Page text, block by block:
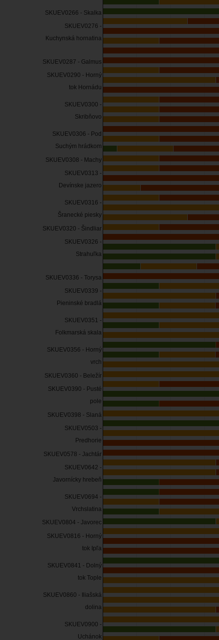
SKUEV0266 - Skalka
SKUEV0276 -
Kuchynská hornatina
SKUEV0287 - Galmus
SKUEV0290 - Horný
tok Hornádu
SKUEV0300 -
Skribňovo
SKUEV0306 - Pod
Suchým hrádkom
SKUEV0308 - Machy
SKUEV0313 -
Devínske jazero
SKUEV0316 -
Šranecké piesky
SKUEV0320 - Šindliar
SKUEV0326 -
Strahuľka
SKUEV0336 - Torysa
SKUEV0339 -
Pieninské bradlá
SKUEV0351 -
Folkmarská skala
SKUEV0356 - Horný
vrch
SKUEV0360 - Beležír
SKUEV0390 - Pusté
pole
SKUEV0398 - Slaná
SKUEV0503 -
Predhorie
SKUEV0578 - Jachtár
SKUEV0642 -
Javornícky hrebeň
SKUEV0694 -
Vrchslatina
SKUEV0804 - Javorec
SKUEV0816 - Horný
tok Ipľa
SKUEV0841 - Dolný
tok Tople
SKUEV0860 - Iliašská
dolina
SKUEV0900 -
Uchánok